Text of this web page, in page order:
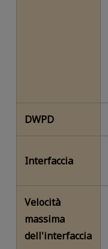
DWPD
Interfaccia
Velocità
massima
dell'interfaccia